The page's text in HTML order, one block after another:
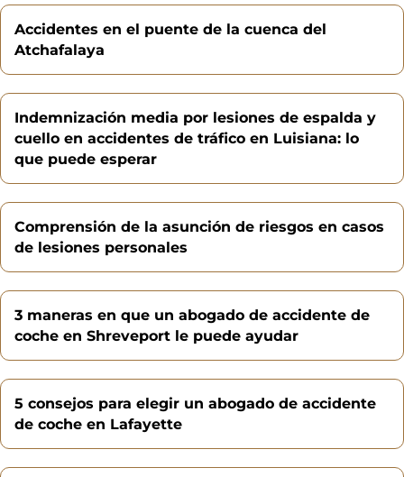
Accidentes en el puente de la cuenca del
Atchafalaya
Indemnización media por lesiones de espalda y
cuello en accidentes de tráfico en Luisiana: lo
que puede esperar
Comprensión de la asunción de riesgos en casos
de lesiones personales
3 maneras en que un abogado de accidente de
coche en Shreveport le puede ayudar
5 consejos para elegir un abogado de accidente
de coche en Lafayette